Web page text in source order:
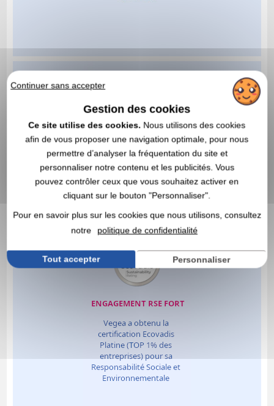
Continuer sans accepter
Gestion des cookies
Ce site utilise des cookies. Nous utilisons des cookies
afin de vous proposer une navigation optimale, pour nous
permettre d’analyser la fréquentation du site et
personnaliser notre contenu et les publicités. Vous
pouvez contrôler ceux que vous souhaitez activer en
cliquant sur le bouton "Personnaliser".
Pour en savoir plus sur les cookies que nous utilisons, consultez
notre
politique de confidentialité
Tout accepter Personnaliser